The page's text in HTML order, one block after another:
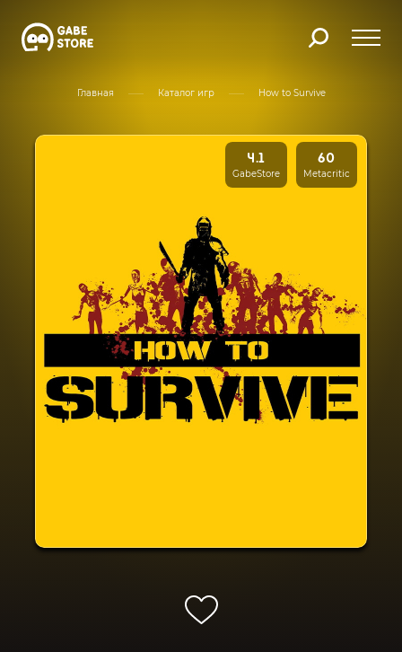
Главная Каталог игр How to Survive
4.1
GabeStore
60
Metacritic